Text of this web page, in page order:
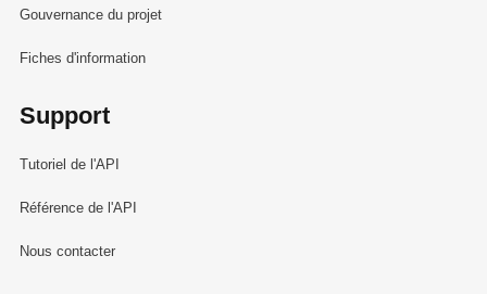
Gouvernance du projet
Fiches d'information
Support
Tutoriel de l'API
Référence de l'API
Nous contacter